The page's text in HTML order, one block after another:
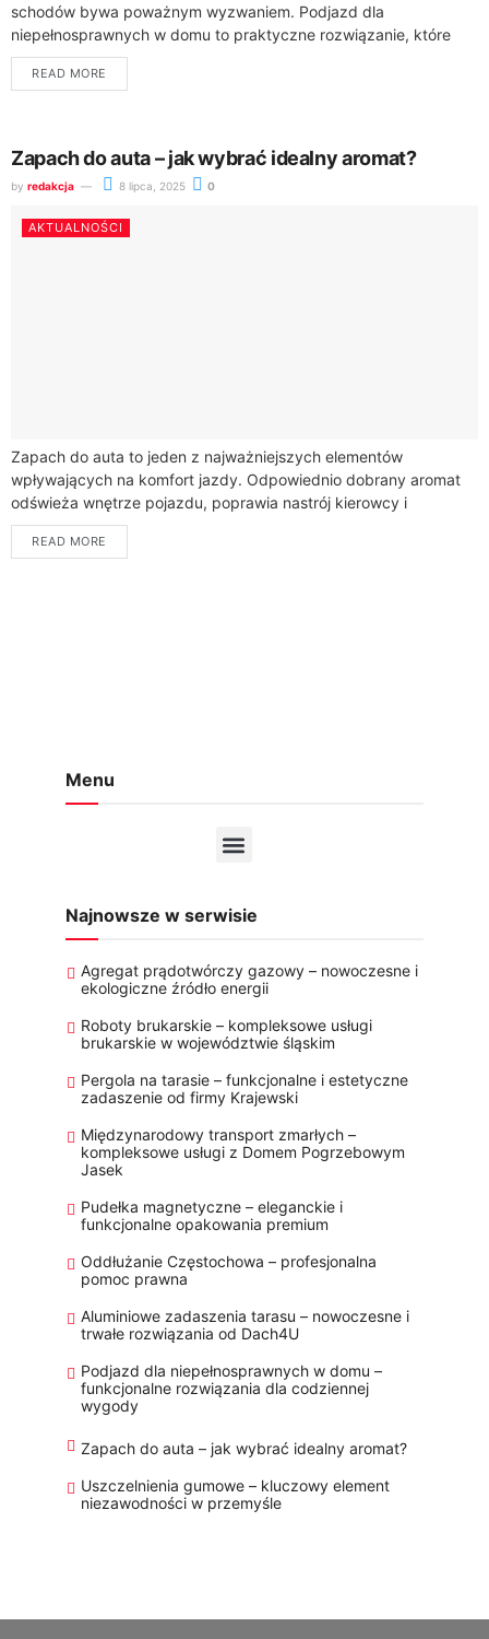
schodów bywa poważnym wyzwaniem. Podjazd dla
niepełnosprawnych w domu to praktyczne rozwiązanie, które
znacząco zwiększa samodzielność i komfort życia. Firmy takie
jak Orfemet...
READ MORE
Zapach do auta – jak wybrać idealny aromat?
by redakcja 8 lipca, 2025 0
AKTUALNOŚCI
Zapach do auta to jeden z najważniejszych elementów
wpływających na komfort jazdy. Odpowiednio dobrany aromat
odświeża wnętrze pojazdu, poprawia nastrój kierowcy i
pasażerów oraz może nawet wpłynąć na bezpieczeństwo na...
READ MORE
Menu
Najnowsze w serwisie
Agregat prądotwórczy gazowy – nowoczesne i
ekologiczne źródło energii
Roboty brukarskie – kompleksowe usługi
brukarskie w województwie śląskim
Pergola na tarasie – funkcjonalne i estetyczne
zadaszenie od firmy Krajewski
Międzynarodowy transport zmarłych –
kompleksowe usługi z Domem Pogrzebowym
Jasek
Pudełka magnetyczne – eleganckie i
funkcjonalne opakowania premium
Oddłużanie Częstochowa – profesjonalna
pomoc prawna
Aluminiowe zadaszenia tarasu – nowoczesne i
trwałe rozwiązania od Dach4U
Podjazd dla niepełnosprawnych w domu –
funkcjonalne rozwiązania dla codziennej
wygody
Zapach do auta – jak wybrać idealny aromat?
Uszczelnienia gumowe – kluczowy element
niezawodności w przemyśle